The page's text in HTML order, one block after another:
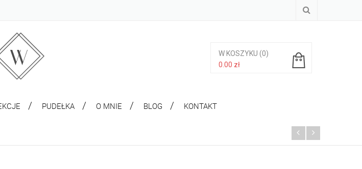
W KOSZYKU (0)
0.00 zł
PUDEŁKA O MNIE BLOG KONTAKT